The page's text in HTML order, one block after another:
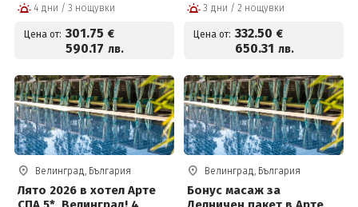
деца до 12г на цени от
4 дни / 3 нощувки
Цена от: 301.75 €
590.17 лв.
3 дни / 2 нощувки
Цена от: 332.50 €
650.31 лв.
Велинград, България
Лято 2026 в хотел Арте
Велинград, България
Бонус масаж за